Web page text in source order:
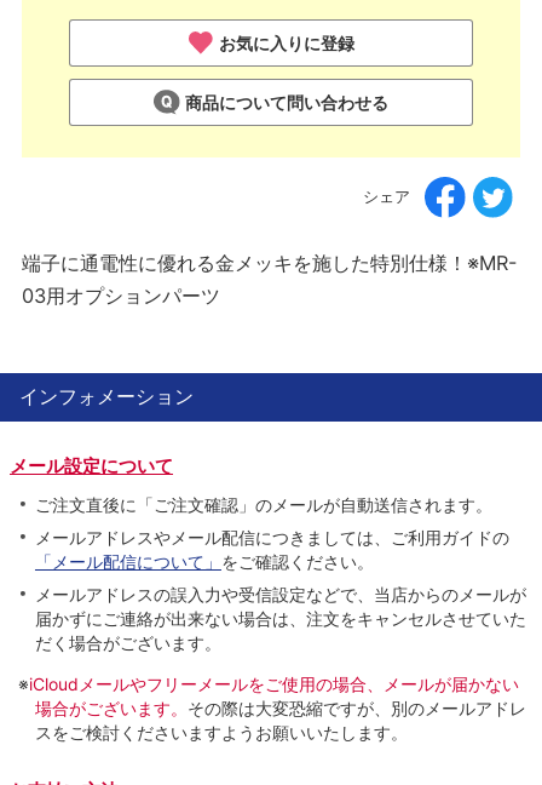
お気に入りに登録
商品について問い合わせる
シェア
端子に通電性に優れる金メッキを施した特別仕様！※MR-
03用オプションパーツ
インフォメーション
メール設定について
ご注文直後に「ご注文確認」のメールが自動送信されます。
メールアドレスやメール配信につきましては、ご利用ガイドの
「メール配信について」 をご確認ください。
メールアドレスの誤入力や受信設定などで、当店からのメールが
届かずにご連絡が出来ない場合は、注文をキャンセルさせていた
だく場合がございます。
※iCloudメールやフリーメールをご使用の場合、メールが届かない
場合がございます。 その際は大変恐縮ですが、別のメールアドレ
スをご検討くださいますようお願いいたします。